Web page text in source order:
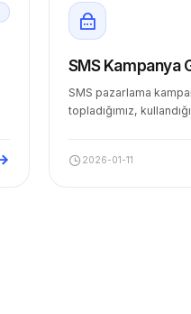
SMS Kampanya
SMS pazarlama
topladığımız,
2026-01-11